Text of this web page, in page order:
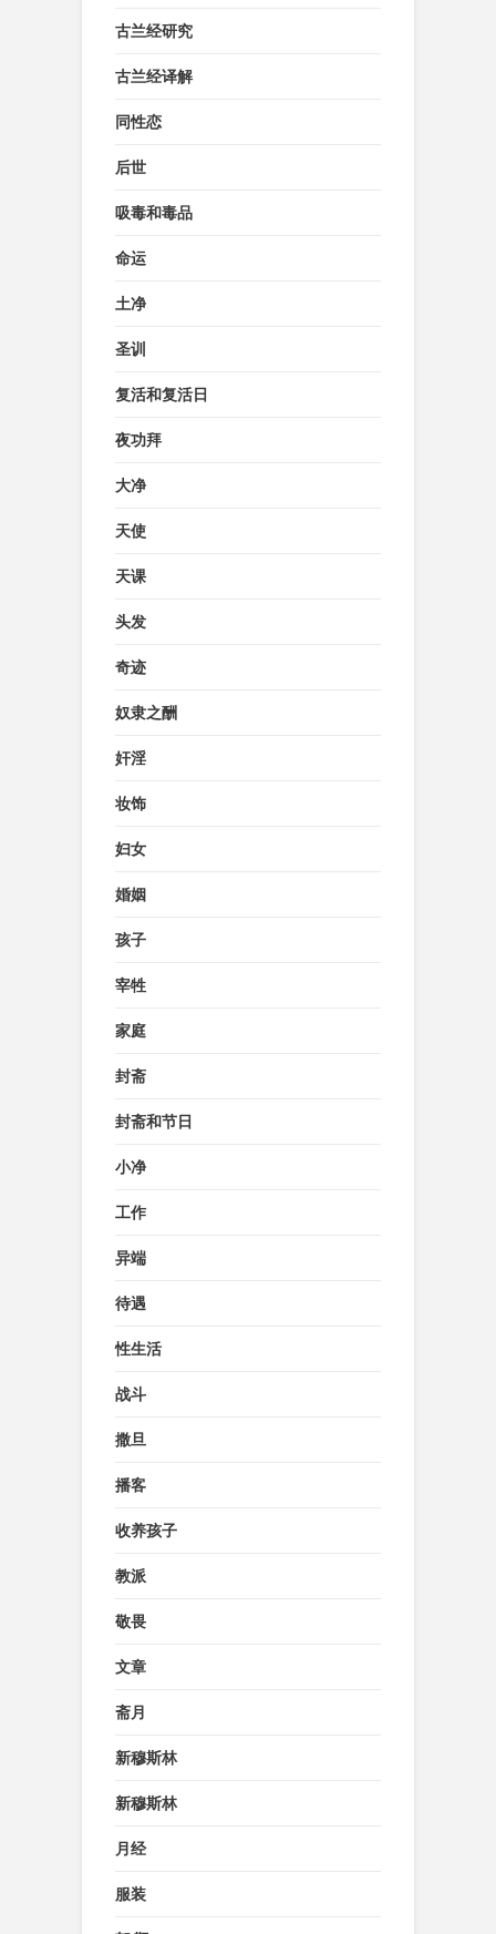
古兰经研究
古兰经译解
同性恋
后世
吸毒和毒品
命运
土净
圣训
复活和复活日
夜功拜
大净
天使
天课
头发
奇迹
奴隶之酬
奸淫
妆饰
妇女
婚姻
孩子
宰牲
家庭
封斋
封斋和节日
小净
工作
异端
待遇
性生活
战斗
撒旦
播客
收养孩子
教派
敬畏
文章
斋月
新穆斯林
新穆斯林
月经
服装